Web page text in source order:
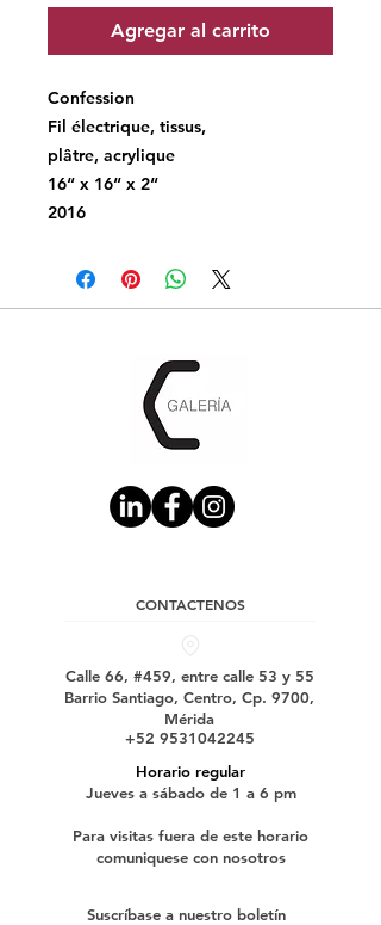
Agregar al carrito
Confession
Fil électrique, tissus,
plâtre, acrylique
16“ x 16“ x 2“
2016
CONTACTENOS
Calle 66, #459, entre calle 53 y 55
Barrio Santiago, Centro, Cp. 9700,
Mérida
+52 9531042245
Horario regular
Jueves a sábado de 1 a 6 pm
Para visitas fuera de este horario
comuniquese con nosotros
Suscríbase a nuestro boletín